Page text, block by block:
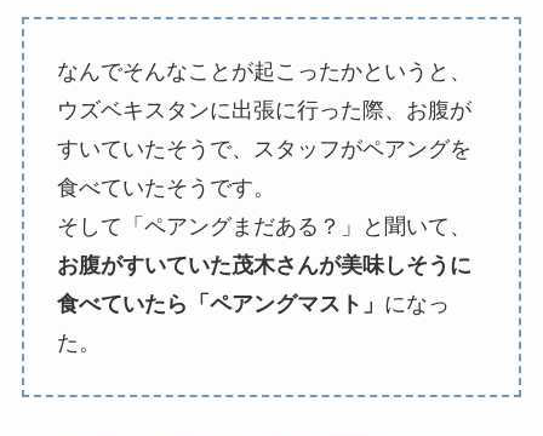
なんでそんなことが起こったかというと、
ウズベキスタンに出張に行った際、お腹が
すいていたそうで、スタッフがペアングを
食べていたそうです。
そして「ペアングまだある？」と聞いて、
お腹がすいていた茂木さんが美味しそうに
食べていたら「ペアングマスト」 になっ
た。